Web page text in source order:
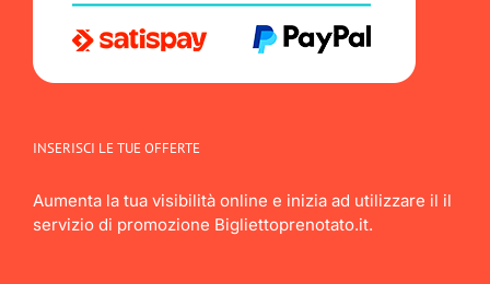
INSERISCI LE TUE OFFERTE
Aumenta la tua visibilità online e inizia ad utilizzare il il
servizio di promozione Bigliettoprenotato.it.